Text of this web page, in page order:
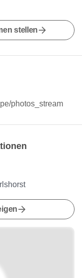
stellen
photos_stream